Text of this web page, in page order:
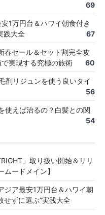
69
1万円台＆ハワイ朝食付き
践大全
67
春セール＆セット割完全攻
実現する究極の旅術
60
剤リジュンを使う良いタイ
56
使えば治るの？白髪との関
54
」取り扱い開始＆リリ
ードメイン】
ジア最安1万円台＆ハワイ朝
ずに選ぶ”実践大全